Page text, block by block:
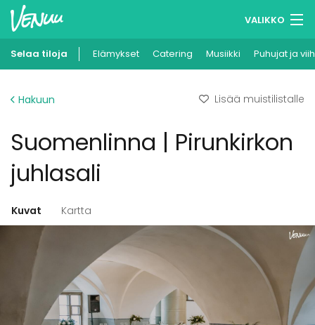
VALIKKO
Muistilistasi
Ilmoita kohteesi
Selaa tiloja Elämykset Catering Musiikki Puhujat ja
Hakuun Lisää muistilistalle
Suomenlinna | Pirunkirkon
juhlasali
Kuvat Kartta